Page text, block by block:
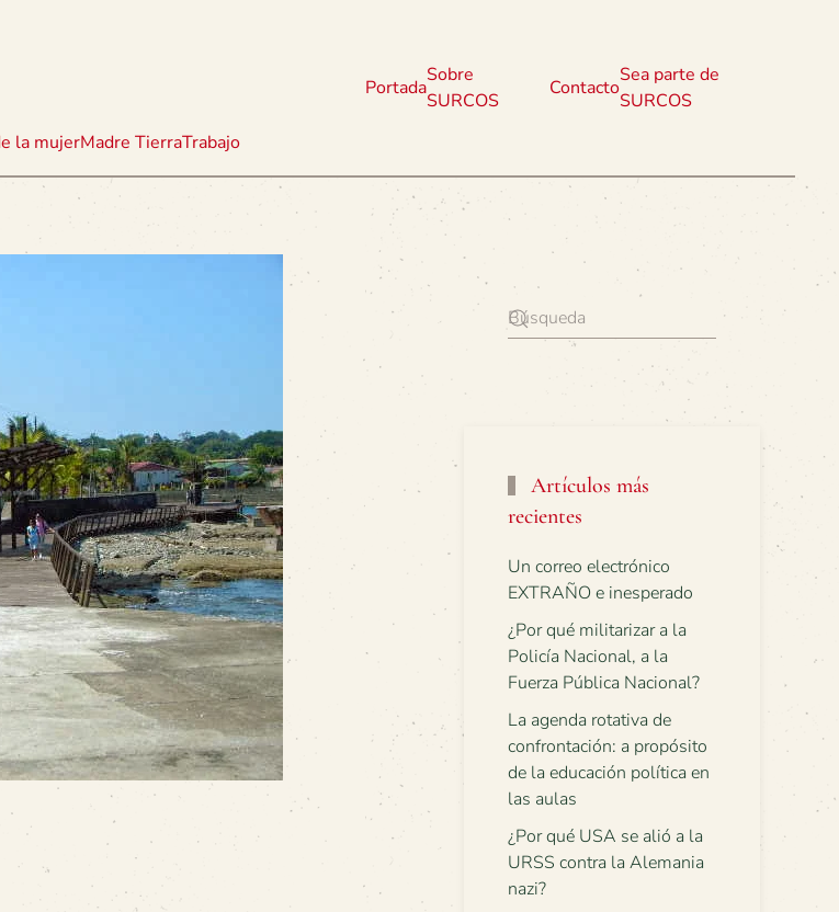
la mujerMadre TierraTrabajo
Portada
Sobre
SURCOS
Contacto
Sea parte de
SURCOS
Artículos más
recientes
Un correo electrónico
EXTRAÑO e inesperado
¿Por qué militarizar a la
Policía Nacional, a la
Fuerza Pública Nacional?
La agenda rotativa de
confrontación: a propósito
de la educación política en
las aulas
¿Por qué USA se alió a la
URSS contra la Alemania
nazi?